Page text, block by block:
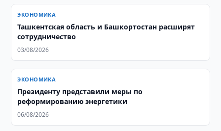
ЭКОНОМИКА
Ташкентская область и Башкортостан расширят
сотрудничество
03/08/2026
ЭКОНОМИКА
Президенту представили меры по
реформированию энергетики
06/08/2026